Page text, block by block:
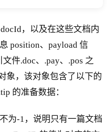
，以及在这些文档内
position、payload 信
件.doc、.pay、.pos 之
象，该对象包含了以下的
的准备数据：
为-1，说明只有一篇文档